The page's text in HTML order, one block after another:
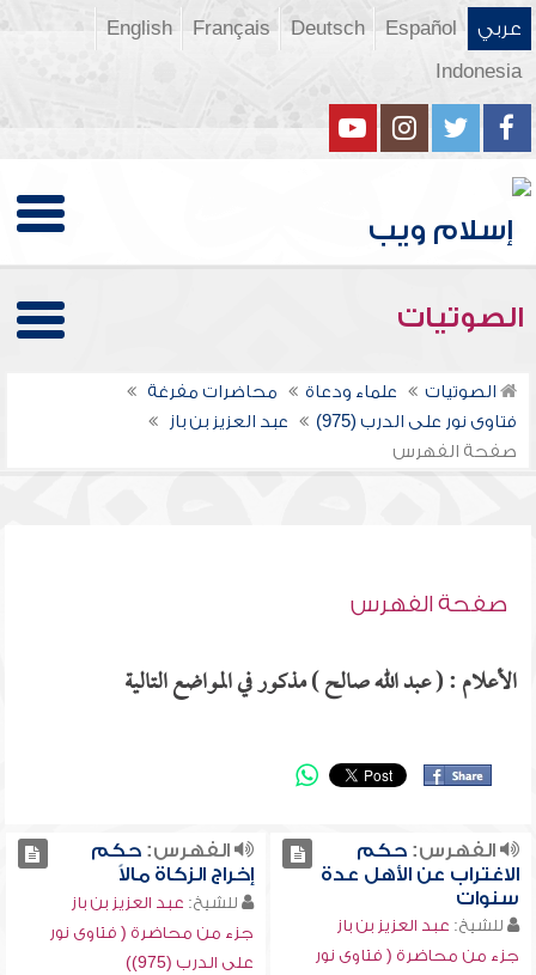
عربي Español
Deutsch
Français
English
Indonesia
الصوتيات
الصوتيات علماء ودعاة
محاضرات مفرغة
فتاوى نور على الدرب (975)
عبد العزيز بن باز
صفحة الفهرس
صفحة الفهرس
الأعلام : ( عبد الله صالح ) مذكور في المواضع التالية
الفهرس:حكم
الاغتراب عن الأهل عدة
سنوات
للشيخ: عبد العزيز بن باز
جزء من محاضرة ( فتاوى نور
الفهرس:حكم
إخراج الزكاة مالاً
للشيخ: عبد العزيز بن باز
جزء من محاضرة ( فتاوى نور
على الدرب (975))